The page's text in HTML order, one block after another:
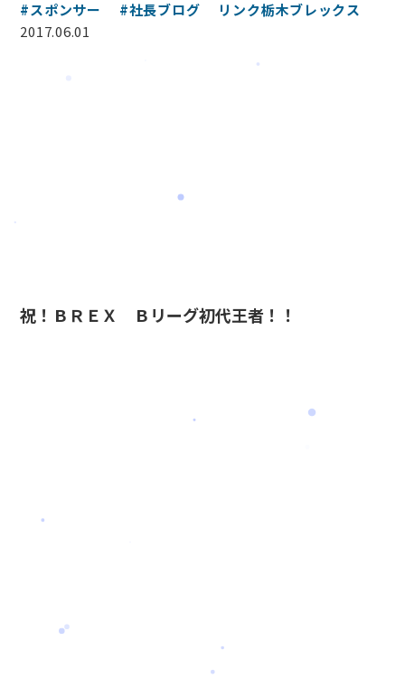
#スポンサー #社長ブログ
リンク栃木ブレックス
2017.06.01
祝！ＢＲＥＸ Ｂリーグ初代王者！！